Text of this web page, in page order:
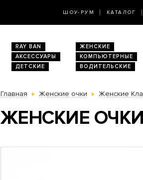
ШОУ-РУМ КАТАЛОГ
RAY BAN
ЖЕНСКИЕ
АКСЕССУАРЫ
КОМПЬЮТЕРНЫЕ
ДЕТСКИЕ ВОДИТЕЛЬСКИЕ
Главная Женские очки Женские
ЖЕНСКИЕ ОЧКИ